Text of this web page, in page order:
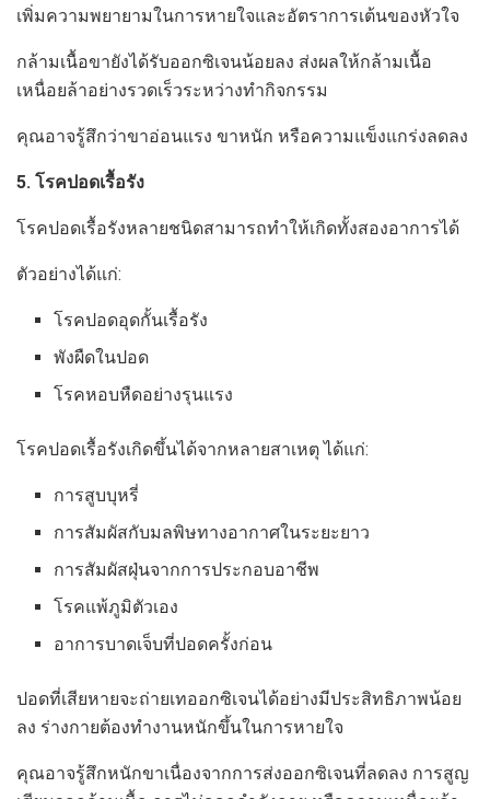
เพิ่มความพยายามในการหายใจและอัตราการเต้นของหัวใจ
กล้ามเนื้อขายังได้รับออกซิเจนน้อยลง ส่งผลให้กล้ามเนื้อ
เหนื่อยล้าอย่างรวดเร็วระหว่างทำกิจกรรม
คุณอาจรู้สึกว่าขาอ่อนแรง ขาหนัก หรือความแข็งแกร่งลดลง
5. โรคปอดเรื้อรัง
โรคปอดเรื้อรังหลายชนิดสามารถทำให้เกิดทั้งสองอาการได้
ตัวอย่างได้แก่:
โรคปอดอุดกั้นเรื้อรัง
พังผืดในปอด
โรคหอบหืดอย่างรุนแรง
โรคปอดเรื้อรังเกิดขึ้นได้จากหลายสาเหตุ ได้แก่:
การสูบบุหรี่
การสัมผัสกับมลพิษทางอากาศในระยะยาว
การสัมผัสฝุ่นจากการประกอบอาชีพ
โรคแพ้ภูมิตัวเอง
อาการบาดเจ็บที่ปอดครั้งก่อน
ปอดที่เสียหายจะถ่ายเทออกซิเจนได้อย่างมีประสิทธิภาพน้อย
ลง ร่างกายต้องทำงานหนักขึ้นในการหายใจ
คุณอาจรู้สึกหนักขาเนื่องจากการส่งออกซิเจนที่ลดลง การสูญ